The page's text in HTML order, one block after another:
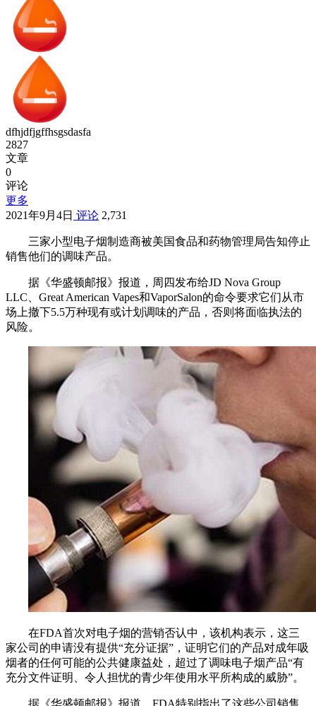
dfhjdfjgffhsgsdasfa
2827
文章
0
评论
更多
2021年9月4日 评论 2,731
三家小型电子烟制造商被美国食品和药物管理局告知停止
销售他们的调味产品。
据《华盛顿邮报》报道，周四发布给JD Nova Group
LLC、Great American Vapes和VaporSalon的命令要求它们从市
场上撤下5.5万种现有或计划调味的产品，否则将面临执法的
风险。
在FDA首次对电子烟的营销否认中，该机构表示，这三
家公司的申请没有提供“充分证据”，证明它们的产品对成年吸
烟者的任何可能的公共健康益处，超过了调味电子烟产品“有
充分文件证明、令人担忧的青少年使用水平所构成的威胁”。